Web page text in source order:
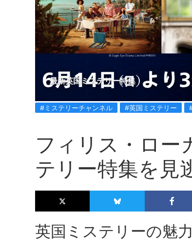
最新英国ミステリー特集
#ミステリーチャンネル #英国ミステリー
フィリス・ロー
テリー特集を見
英国ミステリーの魅